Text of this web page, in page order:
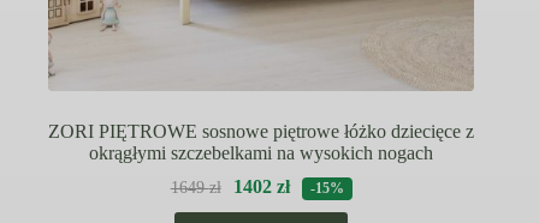
ZORI PIĘTROWE sosnowe piętrowe łóżko dziecięce z
okrągłymi szczebelkami na wysokich nogach
1649zł 1402 zł -15%